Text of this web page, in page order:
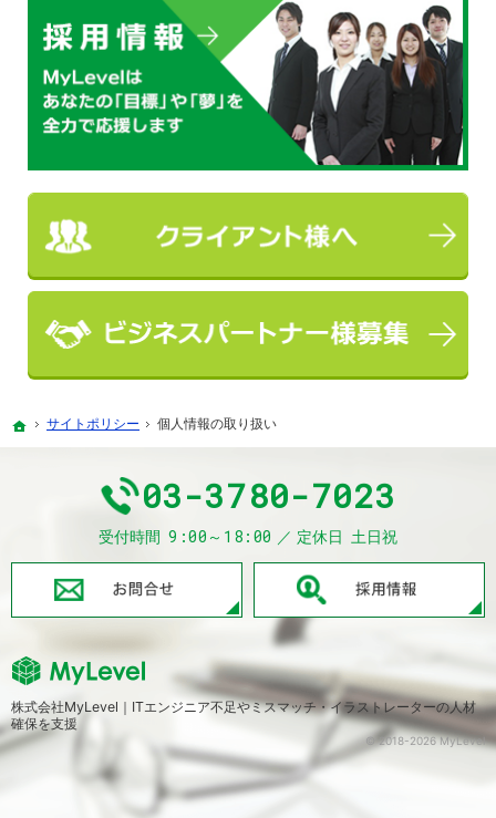
ホーム
サイトポリシー 個人情報の取り扱い
03-3780-7023
受付時間 9:00～18:00 定休日 土日祝
お問合せ
© 2018-2026 MyLevel
株式会社MyLevel｜ITエンジニア不足やミスマッチ・イラストレーターの人材
確保を支援